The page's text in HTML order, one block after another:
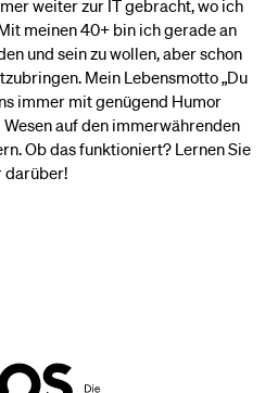
weiter zur IT gebracht, wo ich
meinen 40+ bin ich gerade an
und sein zu wollen, aber schon
Mein Lebensmotto „Du
immer mit genügend Humor
auf den immerwährenden
Ob das funktioniert? Lernen Sie
darüber!